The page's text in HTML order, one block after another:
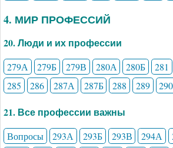
4. МИР ПРОФЕССИЙ
20. Люди и их профессии
279А 279Б 279В 280А 280Б 281
285
286 287А 287Б 288 289 290
21. Все профессии важны
Вопросы 293А 293Б 293В 294А